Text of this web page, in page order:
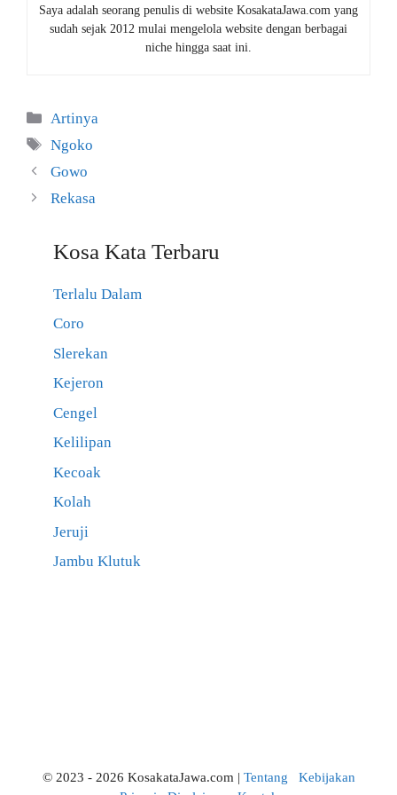
Saya adalah seorang penulis di website KosakataJawa.com yang
sudah sejak 2012 mulai mengelola website dengan berbagai
niche hingga saat ini.
Kategori
Artinya
Tag
Ngoko
Gowo
Rekasa
Kosa Kata Terbaru
Terlalu Dalam
Coro
Slerekan
Kejeron
Cengel
Kelilipan
Kecoak
Kolah
Jeruji
Jambu Klutuk
© 2023 - 2026 KosakataJawa.com | Tentang
Kebijakan